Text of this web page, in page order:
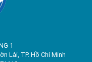
1
Lài, TP. Hồ Chí Minh